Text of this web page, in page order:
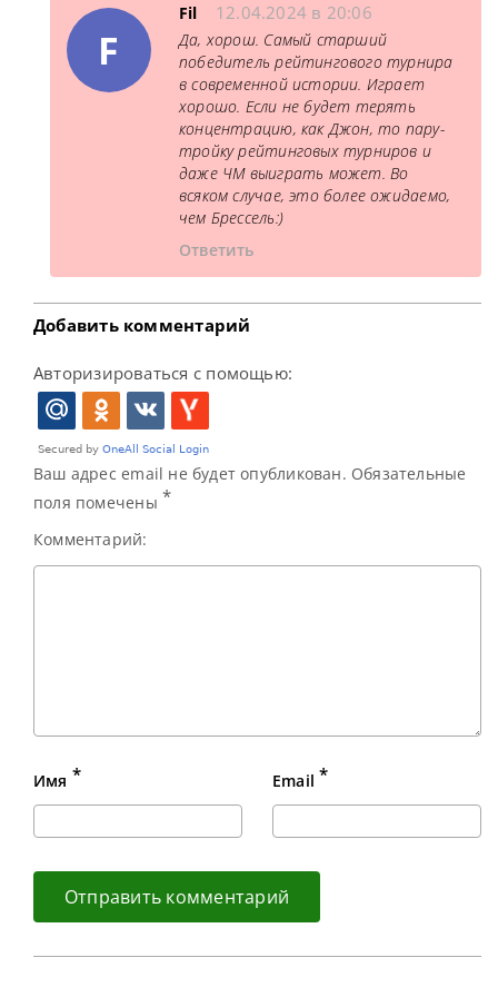
F
Fil 12.04.2024 в 20:06
Да, хорош. Самый старший
победитель рейтингового турнира
в современной истории. Играет
хорошо. Если не будет терять
концентрацию, как Джон, то пару-
тройку рейтинговых турниров и
даже ЧМ выиграть может. Во
всяком случае, это более ожидаемо,
чем Брессель:)
Ответить
Добавить комментарий
Авторизироваться с помощью:
Ваш адрес email не будет опубликован. Обязательные
поля помечены *
Комментарий:
Имя * Email *